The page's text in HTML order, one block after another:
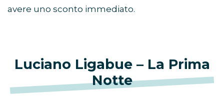
avere uno sconto immediato.
Luciano Ligabue – La Prima
Notte